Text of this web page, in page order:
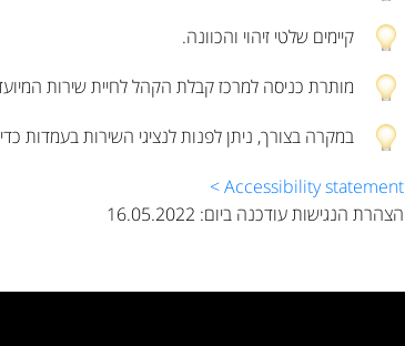
קיימים שלטי זיהוי והכוונה.
מותרת כניסה למרכז קבלת הקהל לחיית שירות
במקרה בצורך, ניתן לפנות לנציגי השירות בעמדות
Accessibility statement >
הצהרת הנגישות עודכנה ביום: 16.05.2022